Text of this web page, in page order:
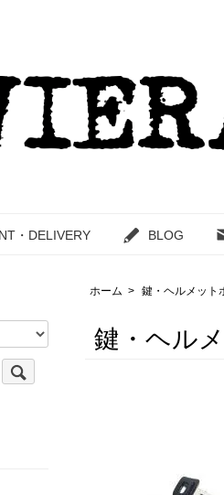
・DELIVERY BLOG
ホーム > 鍵・ヘルメット
鍵・ヘル